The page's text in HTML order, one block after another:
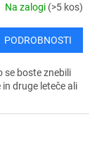
Na zalogi (>5 kos)
PODROBNOSTI
se boste znebili
druge leteče ali